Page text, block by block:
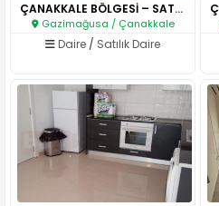
ÇANAKKALE BÖLGESİ – SATILIK 2+..
Gazimağusa / Çanakkale
Daire / Satılık Daire